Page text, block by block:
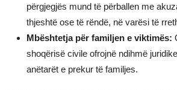
përgjegjës mund të përballen me
thjeshtë ose të rëndë, në varësi të
Mbështetja për familjen e viktimës:
shoqërisë civile ofrojnë ndihmë
anëtarët e prekur të familjes.